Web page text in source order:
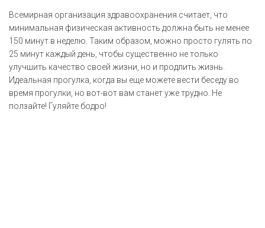
Всемирная организация здравоохранения считает, что
минимальная физическая активность должна быть не менее
150 минут в неделю. Таким образом, можно просто гулять по
25 минут каждый день, чтобы существенно не только
улучшить качество своей жизни, но и продлить жизнь.
Идеальная прогулка, когда вы еще можете вести беседу во
время прогулки, но вот-вот вам станет уже трудно. Не
ползайте! Гуляйте бодро!